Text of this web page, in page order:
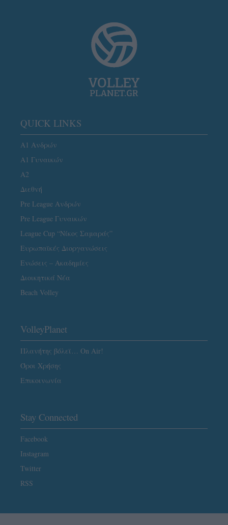
QUICK LINKS
Α1 Ανδρών
Α1 Γυναικών
A2
Διεθνή
Pre League Ανδρών
Pre League Γυναικών
League Cup “Νίκος Σαμαράς”
Ευρωπαϊκές Διοργανώσεις
Ενώσεις – Ακαδημίες
Διοικητικά Νέα
Beach Volley
VolleyPlanet
Πλανήτης βόλεϊ… On Air!
Όροι Χρήσης
Επικοινωνία
Stay Connected
Facebook
Instagram
Twitter
RSS